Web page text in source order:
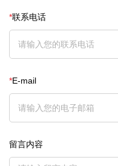
*联系电话
*E-mail
留言内容